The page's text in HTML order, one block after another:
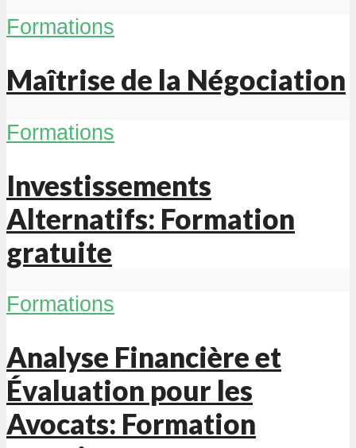
Formations
Maîtrise de la Négociation
Formations
Investissements
Alternatifs: Formation
gratuite
Formations
Analyse Financière et
Évaluation pour les
Avocats: Formation